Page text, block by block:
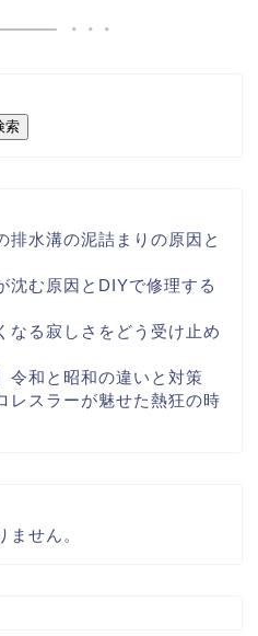
索
排水溝の泥詰まりの原因と
沈む原因とDIYで修理する
なる寂しさをどう受け止め
令和と昭和の違いと対策
レスラーが魅せた熱狂の時
せん。